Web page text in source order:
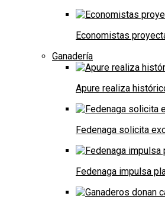
Economistas
Ganadería
Apure realiza
Fedenaga solicita
Fedenaga impulsa